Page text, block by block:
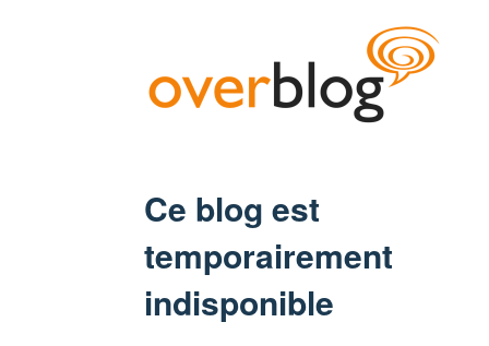
Ce blog est
temporairement
indisponible